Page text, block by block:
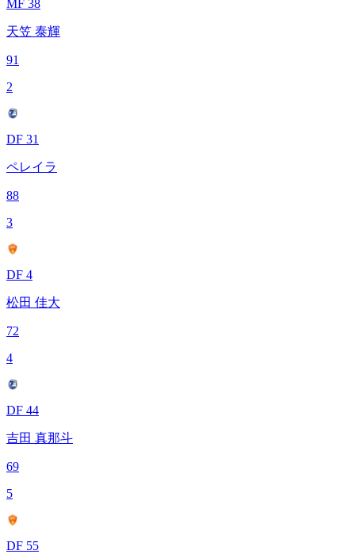
MF 38
天笠 泰輝
91
2
DF 31
ペレイラ
88
3
DF 4
松田 佳大
72
4
DF 44
吉田 真那斗
69
5
DF 55